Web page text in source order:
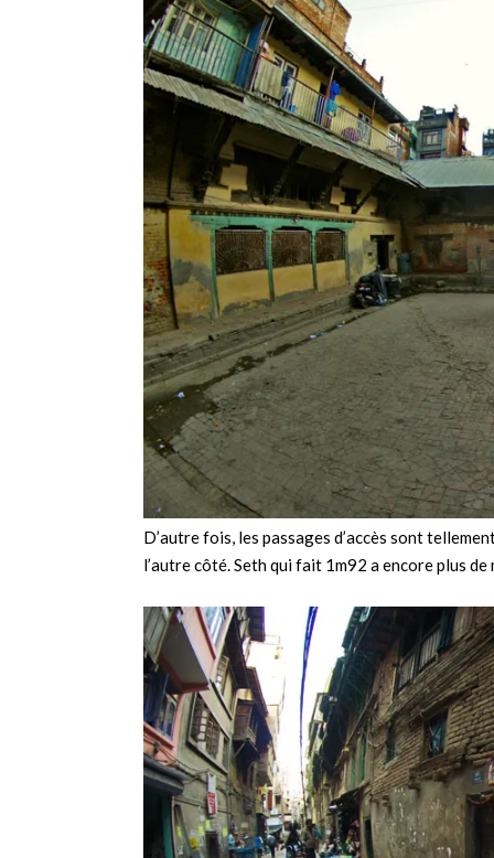
D’autre fois, les passages d’accès sont
l’autre côté. Seth qui fait 1m92 a encore plus de